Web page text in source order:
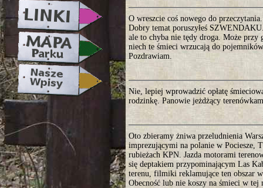
O wreszcie coś nowego do
Dobry temat poruszyłeś
ale to chyba nie tędy droga. Może przy
niech te śmieci wrzucają do
Pozdrawiam.
Nie, lepiej wprowadzić opłatę
rodzinkę. Panowie jeżdżący
Oto zbieramy żniwa przeludnienia
imprezującymi na polanie w Pociesze,
rubieżach KPN. Jazda motorami
się deptakiem przypominającym Las
terenu, filmiki reklamujące ten obszar
Obecność lub nie koszy na śmieci w